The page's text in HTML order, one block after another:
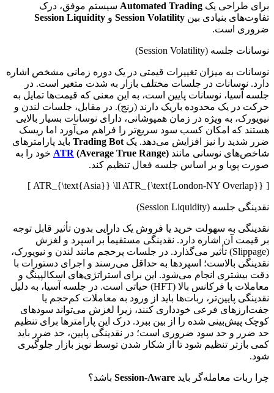
برای طراحی یک Automated Trading سیستم موفق، درک
تفاوت‌های بنیادی بین Session Volatility و Session Liquidity
ضروری است.
نوسانات جلسه (Session Volatility)
نوسانات به میزان تغییرات قیمتی در یک دوره زمانی مشخص اشاره
دارد. نوسانات در جلسات مختلف بازار به شدت متغیر است. در
جلسه آسیا، نوسانات پایین است، به این معنی که قیمت‌ها تمایل به
حرکت در یک محدوده باریک دارند (رنج). در مقابل، جلسات لندن و
نیویورک، به ویژه در زمان همپوشانی، دارای نوسانات بسیار بالایی
هستند که امکان کسب سود سریع‌تر را فراهم می‌آورد اما ریسک
ضرر شدید را نیز افزایش می‌دهد. یک Trading Bot باید پارامترهای
شاخص‌های نوسانی مانند
ATR (Average True Range)
خود را به
صورت پویا و بر اساس جلسه فعال تنظیم کند.
[ ATR_{\text{Asia}} \ll ATR_{\text{London-NY Overlap}} ]
نقدینگی جلسه (Session Liquidity)
نقدینگی به سهولت خرید یا فروش یک دارایی بدون تأثیر قابل توجه
بر قیمت آن اشاره دارد. نقدینگی مستقیماً بر اسپرد و لغزش
(Slippage) تأثیر می‌گذارد. در جلسات پرحجم مانند لندن و نیویورک،
نقدینگی بالاست؛ اسپردها به حداقل می‌رسند و اجرای دستورات با
دقت بیشتری انجام می‌شود. این برای استراتژی‌های اسکالپینگ و
معاملات با فرکانس بالا (HFT) حیاتی است. در جلسه آسیا، به دلیل
نقدینگی پایین‌تر، ربات‌ها باید از ورود به معاملات کم‌حجم یا
جفت‌ارزهای فرعی خودداری کنند، زیرا لغزش می‌تواند سودهای
کوچک پیش‌بینی شده را از بین ببرد. درک این پارامترها برای تنظیم
حد ضرر و حد سود ضروری است؛ در نقدینگی پایین، حد ضرر باید
کمی بازتر تنظیم شود تا از شکار شدن توسط نویز بازار جلوگیری
شود.
چرا ربات معامله‌گر باید Session-Aware باشد؟